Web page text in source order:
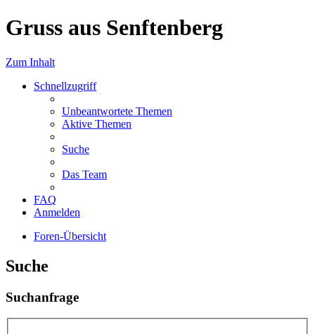
Gruss aus Senftenberg
Zum Inhalt
Schnellzugriff
Unbeantwortete Themen
Aktive Themen
Suche
Das Team
FAQ
Anmelden
Foren-Übersicht
Suche
Suchanfrage